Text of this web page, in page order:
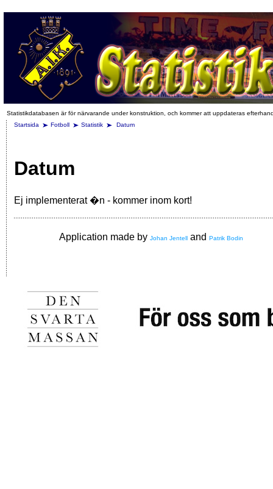
Statistikdatabasen är för närvarande under konstruktion, och kommer att uppdateras
Startsida
Fotboll Statistik Datum
Datum
Ej implementerat �n - kommer inom kort!
Application made by Johan Jentell and Patrik Bodin